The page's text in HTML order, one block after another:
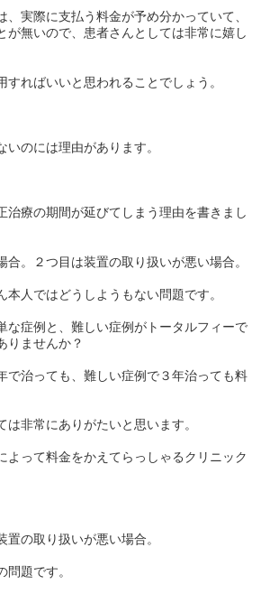
、実際に支払う料金が予め分かっていて、
が無いので、患者さんとしては非常に嬉し
すればいいと思われることでしょう。
いのには理由があります。
治療の期間が延びてしまう理由を書きまし
合。２つ目は装置の取り扱いが悪い場合。
本人ではどうしようもない問題です。
な症例と、難しい症例がトータルフィーで
りませんか？
で治っても、難しい症例で３年治っても料
は非常にありがたいと思います。
よって料金をかえてらっしゃるクリニック
の取り扱いが悪い場合。
問題です。